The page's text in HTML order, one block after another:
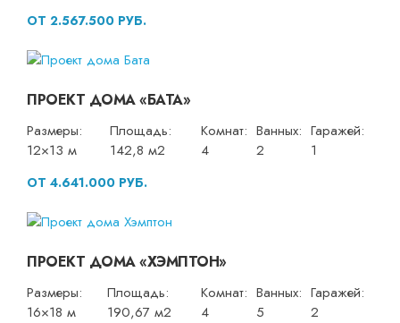
ОТ 2.567.500 РУБ.
ПРОЕКТ ДОМА «БАТА»
Размеры:
12×13 м
Площадь:
142,8 м2
Комнат:
4
Ванных:
2
Гаражей:
1
ОТ 4.641.000 РУБ.
ПРОЕКТ ДОМА «ХЭМПТОН»
Размеры:
16×18 м
Площадь:
190,67 м2
Комнат:
4
Ванных:
5
Гаражей:
2